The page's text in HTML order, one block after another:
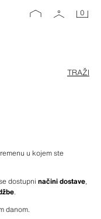
0
TRAŽI
u kojem ste
dostupni načini dostave
.
danom.